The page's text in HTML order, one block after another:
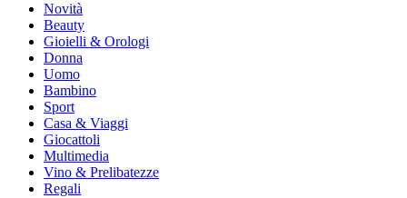
Novità
Beauty
Gioielli & Orologi
Donna
Uomo
Bambino
Sport
Casa & Viaggi
Giocattoli
Multimedia
Vino & Prelibatezze
Regali